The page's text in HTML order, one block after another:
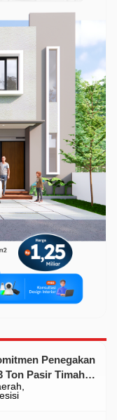
Penegakan
Ton Pasir Timah